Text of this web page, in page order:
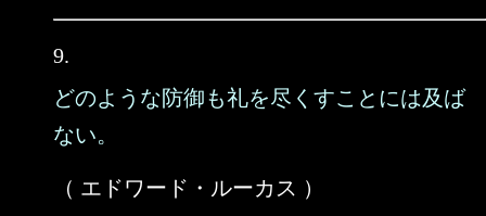
9.
どのような防御も礼を尽くすことには及ば
ない。
（ エドワード・ルーカス ）